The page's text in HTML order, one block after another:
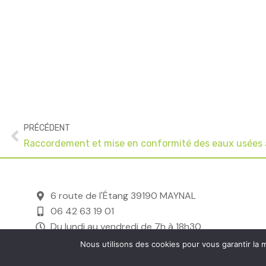
Précédent
PRÉCÉDENT
Raccordement et mise en conformité des eaux usées
6 route de l'Étang 39190 MAYNAL
06 42 63 19 01
Du lundi au vendredi de 7h à 18h30
Nous utilisons des cookies pour vous garantir